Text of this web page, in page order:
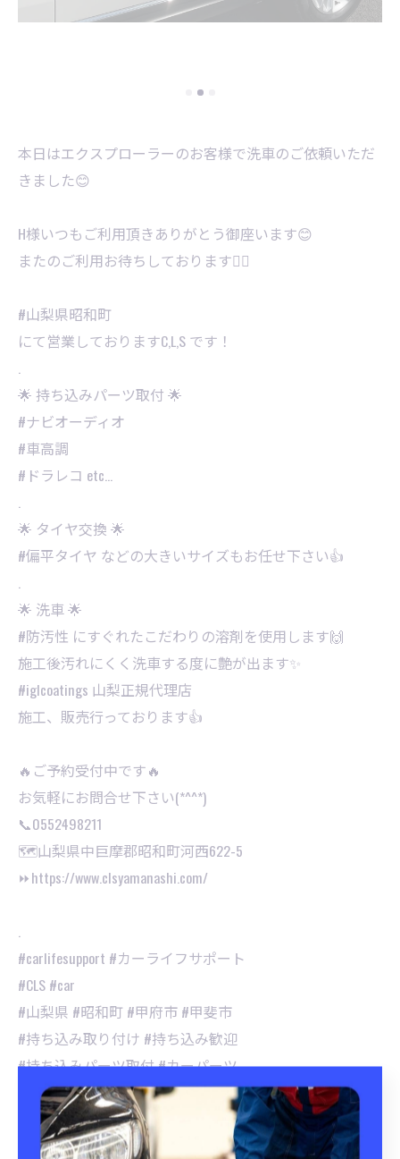
本日はエクスプローラーのお客様で洗車のご依頼いただ
きました😊
H様いつもご利用頂きありがとう御座います😊
またのご利用お待ちしております🙇‍♂️
#山梨県昭和町
にて営業しておりますC,L,S です！
🌟 持ち込みパーツ取付 🌟
#ナビオーディオ
#車高調
#ドラレコ etc…
🌟 タイヤ交換 🌟
#偏平タイヤ などの大きいサイズもお任せ下さい👍
🌟 洗車 🌟
#防汚性 にすぐれたこだわりの溶剤を使用します🙌
施工後汚れにくく洗車する度に艶が出ます✨
⁡#iglcoatings 山梨正規代理店
施工、販売行っております👍
🔥ご予約受付中です🔥
お気軽にお問合せ下さい(*^^*)⁡
📞0552498211
🗺山梨県中巨摩郡昭和町河西622-5
⏩https://www.clsyamanashi.com/
#carlifesupport #カーライフサポート
#CLS #car
#山梨県 #昭和町 #甲府市 #甲斐市
#持ち込み取り付け #持ち込み歓迎
#持ち込みパーツ取付 #カーパーツ
#持ち込みタイヤ交換 #持ち込みナビ取付
#車パーツ取付 #タイヤ交換
#手洗い洗車 #撥水 #洗車